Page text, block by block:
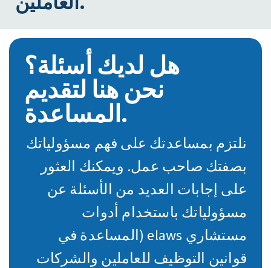
هل لديك أسئلة؟
نحن هنا لتقديم
المساعدة.
نلتزم بمساعدتك على فهم مسؤولياتك
بصفتك صاحب عمل. ويمكنك العثور
على إجابات العديد من الأسئلة عن
مسؤولياتك باستخدام أدوات
مستشاري elaws (المساعدة في
قوانين التوظيف للعاملين والشركات